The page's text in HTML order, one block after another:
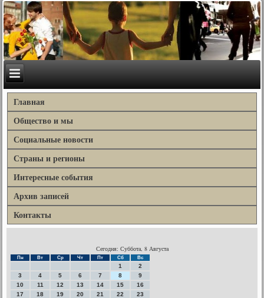
Главная
Общество и мы
Социальные новости
Страны и регионы
Интересные события
Архив записей
Контакты
Сегодня: Суббота, 8 Августа
Пн Вт Ср Чт Пт Сб Вс
1
2
3
4 5 6 7 8
9
10
11 12 13 14 15
16
17
18 19 20 21 22
23